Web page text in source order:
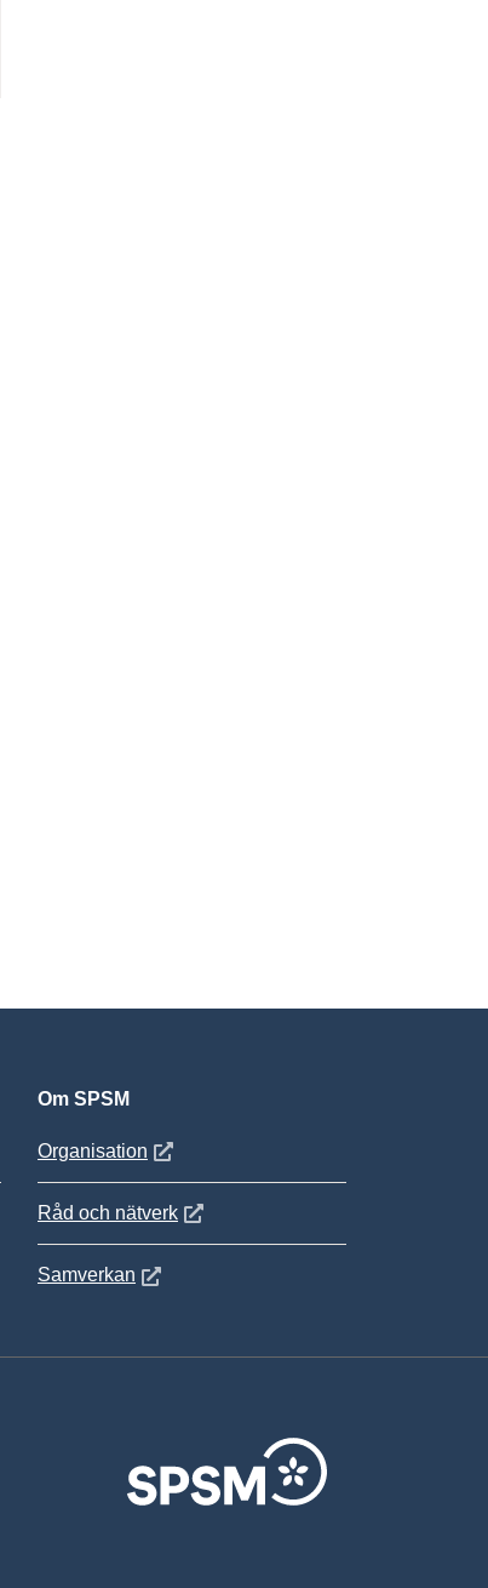
Om SPSM
Organisation Öppnas i nytt fönster
Råd och nätverkÖppnas i nytt fönster
Samverkan Öppnas i nytt fönster